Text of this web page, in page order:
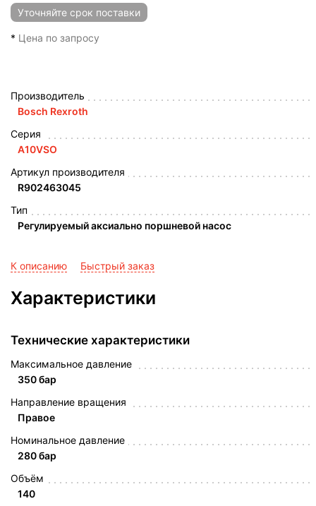
Уточняйте срок поставки
* Цена по запросу
Производитель
Bosch Rexroth
Серия
A10VSO
Артикул производителя
R902463045
Тип
Регулируемый аксиально поршневой насос
К описанию Быстрый заказ
Характеристики
Технические характеристики
Максимальное давление
350 бар
Направление вращения
Правое
Номинальное давление
280 бар
Объём
140